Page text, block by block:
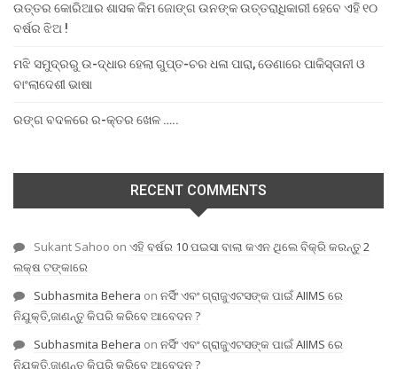
ଉତ୍ତର କୋରିଆର ଶାସକ କିମ ଜୋଙ୍ଗ ଉନଙ୍କ ଉତ୍ତରାଧିକାରୀ ହେବେ ଏହି ୧୦
ବର୍ଷର ଝିଅ !
ମଝି ସମୁଦ୍ରରୁ ଉ-ଦ୍ଧାର ହେଲା ଗୁପ୍ତ-ଚର ଧଳା ପାରା, ଡେଣାରେ ପାକିସ୍ତାନୀ ଓ
ବାଂଲାଦେଶୀ ଭାଷା
ରଙ୍ଗ ବଦଳରେ ର-କ୍ତର ଖେଳ …..
RECENT COMMENTS
Sukant Sahoo on ଏହି ବର୍ଷର 10 ପଇସା ବାଲା କଏନ ଥିଲେ ବିକ୍ରି କରନ୍ତୁ 2
ଲକ୍ଷ ଟଙ୍କାରେ
Subhasmita Behera on ନର୍ସିଂ ଏବଂ ଗ୍ରାଜୁଏଟସଙ୍କ ପାଇଁ AIIMS ରେ
ନିଯୁକ୍ତି,ଜାଣନ୍ତୁ କିପରି କରିବେ ଆବେଦନ ?
Subhasmita Behera on ନର୍ସିଂ ଏବଂ ଗ୍ରାଜୁଏଟସଙ୍କ ପାଇଁ AIIMS ରେ
ନିଯୁକ୍ତି,ଜାଣନ୍ତୁ କିପରି କରିବେ ଆବେଦନ ?